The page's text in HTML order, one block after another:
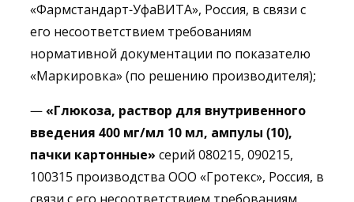
«Фармстандарт-УфаВИТА», Россия, в связи с
его несоответствием требованиям
нормативной документации по показателю
«Маркировка» (по решению производителя);
—«Глюкоза, раствор для внутривенного
введения 400 мг/мл 10 мл, ампулы (10),
пачки картонные» серий 080215, 090215,
100315 производства ООО «Гротекс», Россия, в